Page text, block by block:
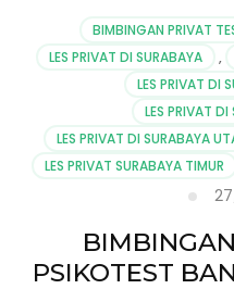
BIMBINGAN PRIVAT
LES PRIVAT DI SURABAYA
,
LES PRIVAT DI
LES PRIVAT
LES PRIVAT DI SURABAYA
LES PRIVAT SURABAYA TIMUR
PSIKOTEST